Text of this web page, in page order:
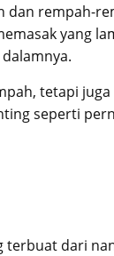
dan rempah-
yang
tetapi
seperti
terbuat dari